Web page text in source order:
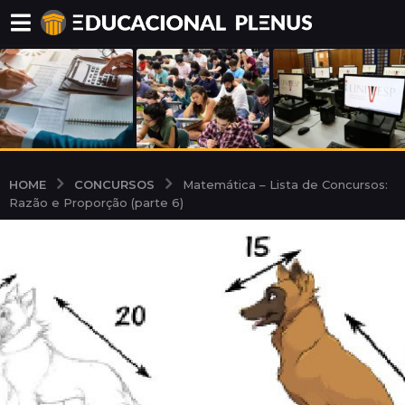
HOME CONCURSOS
Matemática – Lista de Concursos:
Razão e Proporção (parte 6)